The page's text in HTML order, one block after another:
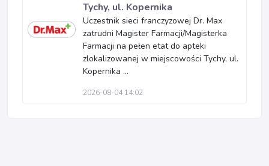
Tychy, ul. Kopernika
Uczestnik sieci franczyzowej Dr. Max
zatrudni Magister Farmacji/Magisterka
Farmacji na pełen etat do apteki
zlokalizowanej w miejscowości Tychy, ul.
Kopernika ...
2026-08-04 14:02